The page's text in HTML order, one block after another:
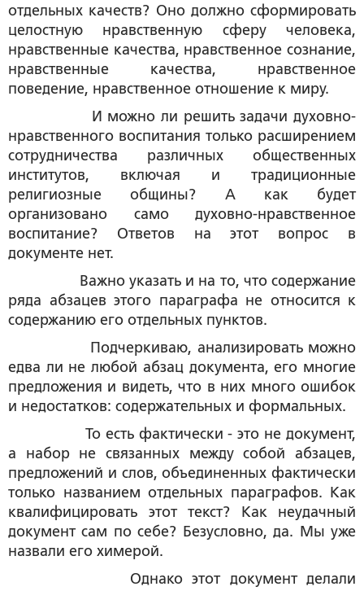
отдельных качеств? Оно должно сформировать
целостную нравственную сферу человека,
нравственные качества, нравственное сознание,
нравственные качества, нравственное
поведение, нравственное отношение к миру.
И можно ли решить задачи духовно-
нравственного воспитания только расширением
сотрудничества различных общественных
институтов, включая и традиционные
религиозные общины? А как будет
организовано само духовно-нравственное
воспитание? Ответов на этот вопрос в
документе нет.
Важно указать и на то, что содержание
ряда абзацев этого параграфа не относится к
содержанию его отдельных пунктов.
Подчеркиваю, анализировать можно
едва ли не любой абзац документа, его многие
предложения и видеть, что в них много ошибок
и недостатков: содержательных и формальных.
То есть фактически - это не документ,
а набор не связанных между собой абзацев,
предложений и слов, объединенных фактически
только названием отдельных параграфов. Как
квалифицировать этот текст? Как неудачный
документ сам по себе? Безусловно, да. Мы уже
назвали его химерой.
Однако этот документ делали